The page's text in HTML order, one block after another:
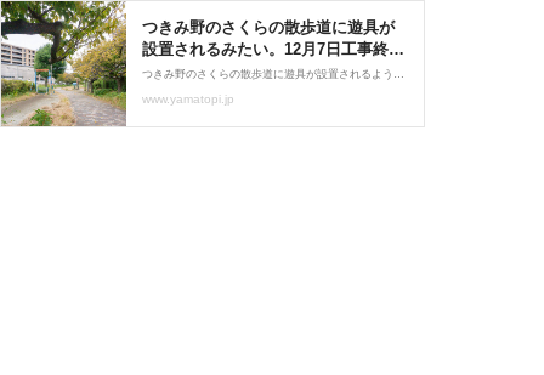
つきみ野のさくらの散歩道に遊具が
設置されるみたい。12月7日工事終了
予定 : 大和とぴっく-やまとぴ
つきみ野のさくらの散歩道に遊具が設置されるようです。（さくらの散歩道）地図ではこのあたり↓上記貼紙によると、工事期間は9月9日〜12月7日の間。工事施工箇所は11月17日ごろから閉鎖予定とのこと。工事期間内は赤枠エリアが立ち入り＆通り抜け不可になるみたい。桜の咲く
www.yamatopi.jp